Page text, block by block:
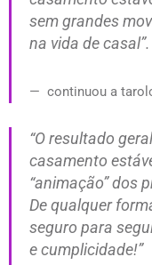
sem grandes
na vida de casal”.
continuou a
“O resultado
casamento
“animação” dos
De qualquer
seguro para
e cumplicidade!”